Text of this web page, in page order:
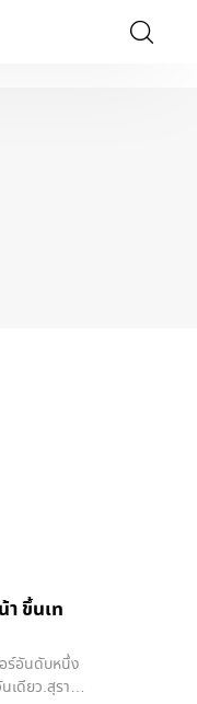
ขึ้นเท
ร์​อันดับหนึ่ง
เดียว​.สุรา